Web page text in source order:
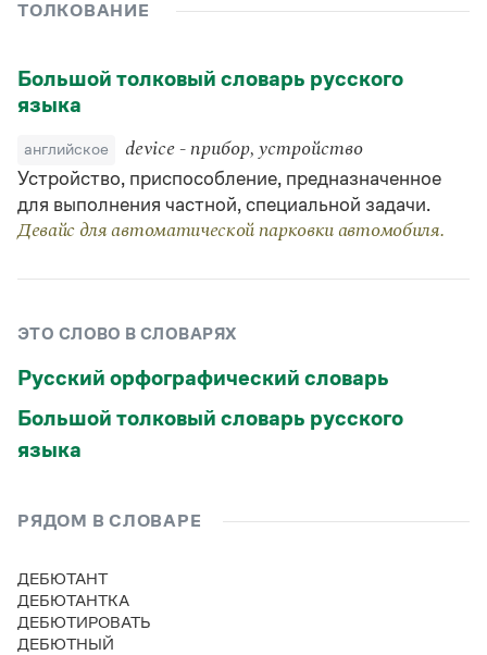
Словари русского языка как государственного
Справочники
Правила русской орфографии и пунктуации
Русский язык. Краткий теоретический курс
для школьников
Письмовник
Справочник по пунктуации
Справочник по фразеологии
Словарь-справочник непростые слова
Все справочники портала
Журнал
Монологи
Рекомендуем
Управление в русском языке
Правила русской орфографии и пунктуации
ТОЛКОВАНИЕ
Большой толковый словарь русского
языка
английское device - прибор, устройство
Устройство, приспособление, предназначенное
для выполнения частной, специальной задачи.
Девайс для автоматической парковки автомобиля.
ЭТО СЛОВО В СЛОВАРЯХ
Русский орфографический словарь
Большой толковый словарь русского
языка
РЯДОМ В СЛОВАРЕ
ДЕБЮТАНТ
ДЕБЮТАНТКА
ДЕБЮТИРОВАТЬ
ДЕБЮТНЫЙ